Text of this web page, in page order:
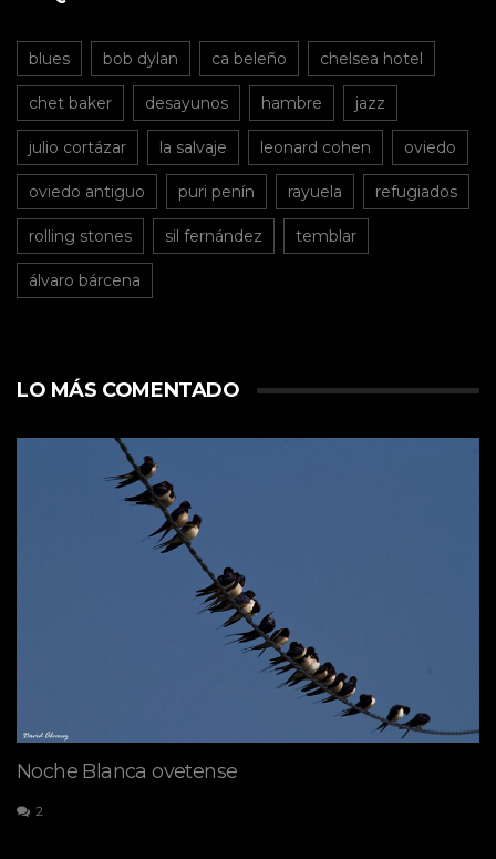
blues bob dylan ca beleño chelsea hotel
chet baker desayunos hambre jazz
julio cortázar la salvaje leonard cohen oviedo
oviedo antiguo puri penín rayuela refugiados
rolling stones sil fernández temblar
álvaro bárcena
LO MÁS COMENTADO
Noche Blanca ovetense
2